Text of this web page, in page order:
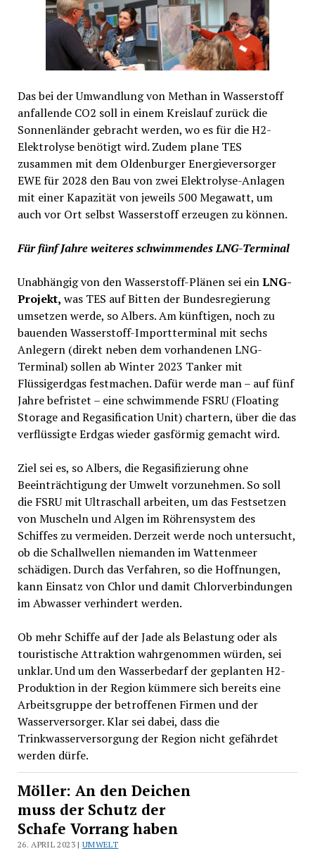
Das bei der Umwandlung von Methan in Wasserstoff
anfallende CO2 soll in einem Kreislauf zurück die
Sonnenländer gebracht werden, wo es für die H2-
Elektrolyse benötigt wird. Zudem plane TES
zusammen mit dem Oldenburger Energieversorger
EWE für 2028 den Bau von zwei Elektrolyse-Anlagen
mit einer Kapazität von jeweils 500 Megawatt, um
auch vor Ort selbst Wasserstoff erzeugen zu können.
Für fünf Jahre weiteres schwimmendes LNG-Terminal
Unabhängig von den Wasserstoff-Plänen sei einLNG-
Projekt, was TES auf Bitten der Bundesregierung
umsetzen werde, so Albers. Am künftigen, noch zu
bauenden Wasserstoff-Importterminal mit sechs
Anlegern (direkt neben dem vorhandenen LNG-
Terminal) sollen ab Winter 2023 Tanker mit
Flüssigerdgas festmachen. Dafür werde man – auf fünf
Jahre befristet – eine schwimmende FSRU (Floating
Storage and Regasification Unit) chartern, über die das
verflüssigte Erdgas wieder gasförmig gemacht wird.
Ziel sei es, so Albers, die Regasifizierung ohne
Beeinträchtigung der Umwelt vorzunehmen. So soll
die FSRU mit Ultraschall arbeiten, um das Festsetzen
von Muscheln und Algen im Röhrensystem des
Schiffes zu vermeiden. Derzeit werde noch untersucht,
ob die Schallwellen niemanden im Wattenmeer
schädigen. Durch das Verfahren, so die Hoffnungen,
kann Einsatz von Chlor und damit Chlorverbindungen
im Abwasser verhindert werden.
Ob mehr Schiffe auf der Jade als Belastung oder als
touristische Attraktion wahrgenommen würden, sei
unklar. Und um den Wasserbedarf der geplanten H2-
Produktion in der Region kümmere sich bereits eine
Arbeitsgruppe der betroffenen Firmen und der
Wasserversorger. Klar sei dabei, dass die
Trinkwasserversorgung der Region nicht gefährdet
werden dürfe.
Möller: An den Deichen
muss der Schutz der
Schafe Vorrang haben
26. APRIL 2023 |UMWELT